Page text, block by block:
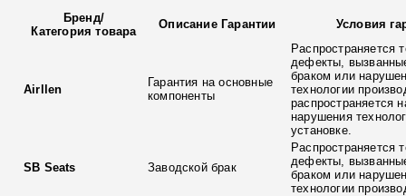
Бренд/
Категория товара
Описание Гарантии Условия
Airllen
Гарантия на основные
компоненты
Распространяется
дефекты,
браком или
технологии
распространяется
нарушения
установке.
SB Seats Заводской брак
Распространяется
дефекты,
браком или
технологии